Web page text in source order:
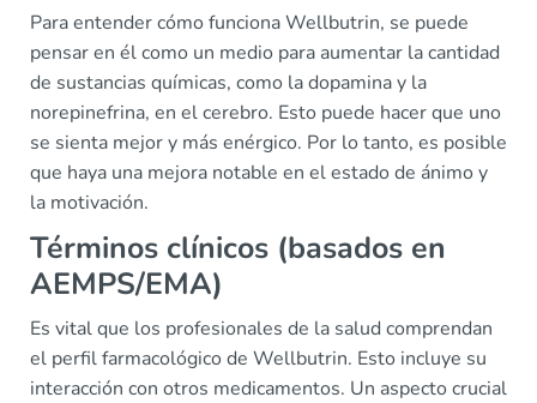
Para entender cómo funciona Wellbutrin, se puede
pensar en él como un medio para aumentar la cantidad
de sustancias químicas, como la dopamina y la
norepinefrina, en el cerebro. Esto puede hacer que uno
se sienta mejor y más enérgico. Por lo tanto, es posible
que haya una mejora notable en el estado de ánimo y
la motivación.
Términos clínicos (basados en
AEMPS/EMA)
Es vital que los profesionales de la salud comprendan
el perfil farmacológico de Wellbutrin. Esto incluye su
interacción con otros medicamentos. Un aspecto crucial